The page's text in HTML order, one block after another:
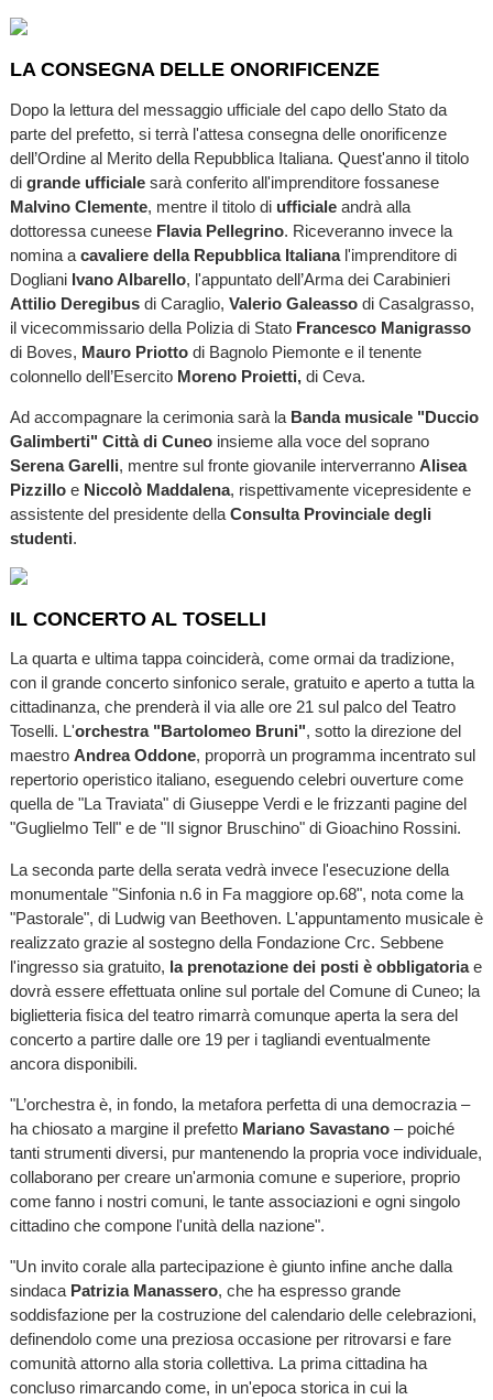
LA CONSEGNA DELLE ONORIFICENZE
Dopo la lettura del messaggio ufficiale del capo dello Stato da
parte del prefetto, si terrà l'attesa consegna delle onorificenze
dell’Ordine al Merito della Repubblica Italiana. Quest'anno il titolo
di grande ufficialesarà conferito all'imprenditore fossanese
Malvino Clemente, mentre il titolo di ufficialeandrà alla
dottoressa cuneese Flavia Pellegrino. Riceveranno invece la
nomina a cavaliere della Repubblica Italianal'imprenditore di
Dogliani Ivano Albarello, l'appuntato dell’Arma dei Carabinieri
Attilio Deregibus di Caraglio, Valerio Galeasso di Casalgrasso,
il vicecommissario della Polizia di Stato Francesco Manigrasso
di Boves, Mauro Priotto di Bagnolo Piemonte e il tenente
colonnello dell’Esercito Moreno Proietti, di Ceva.
Ad accompagnare la cerimonia sarà la Banda musicale "Duccio
Galimberti" Città di Cuneoinsieme alla voce del soprano
Serena Garelli, mentre sul fronte giovanile interverranno Alisea
Pizzilloe Niccolò Maddalena, rispettivamente vicepresidente e
assistente del presidente della Consulta Provinciale degli
studenti.
IL CONCERTO AL TOSELLI
La quarta e ultima tappa coinciderà, come ormai da tradizione,
con il grande concerto sinfonico serale, gratuito e aperto a tutta la
cittadinanza, che prenderà il via alle ore 21 sul palco del Teatro
Toselli. L'orchestra "Bartolomeo Bruni", sotto la direzione del
maestro Andrea Oddone, proporrà un programma incentrato sul
repertorio operistico italiano, eseguendo celebri ouverture come
quella de "La Traviata" di Giuseppe Verdi e le frizzanti pagine del
"Guglielmo Tell" e de "Il signor Bruschino" di Gioachino Rossini.
La seconda parte della serata vedrà invece l'esecuzione della
monumentale "Sinfonia n.6 in Fa maggiore op.68", nota come la
"Pastorale", di Ludwig van Beethoven. L'appuntamento musicale è
realizzato grazie al sostegno della Fondazione Crc. Sebbene
l'ingresso sia gratuito, la prenotazione dei posti è obbligatoriae
dovrà essere effettuata online sul portale del Comune di Cuneo; la
biglietteria fisica del teatro rimarrà comunque aperta la sera del
concerto a partire dalle ore 19 per i tagliandi eventualmente
ancora disponibili.
"L’orchestra è, in fondo, la metafora perfetta di una democrazia –
ha chiosato a margine il prefetto Mariano Savastano– poiché
tanti strumenti diversi, pur mantenendo la propria voce individuale,
collaborano per creare un'armonia comune e superiore, proprio
come fanno i nostri comuni, le tante associazioni e ogni singolo
cittadino che compone l'unità della nazione".
"Un invito corale alla partecipazione è giunto infine anche dalla
sindaca Patrizia Manassero, che ha espresso grande
soddisfazione per la costruzione del calendario delle celebrazioni,
definendolo come una preziosa occasione per ritrovarsi e fare
comunità attorno alla storia collettiva. La prima cittadina ha
concluso rimarcando come, in un'epoca storica in cui la